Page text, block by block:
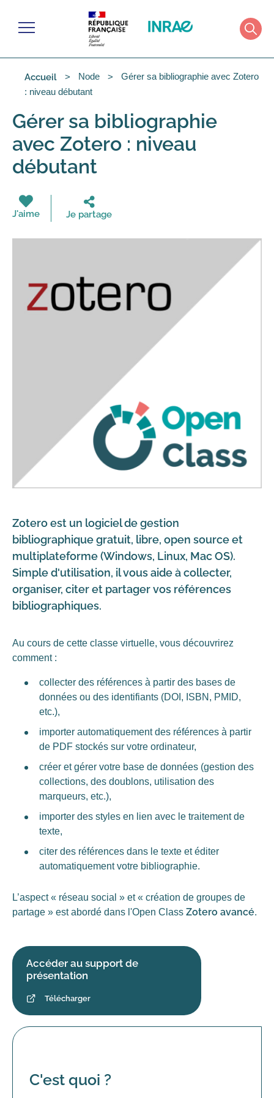
Menu
Accueil Node
Gérer sa bibliographie avec Zotero
: niveau débutant
Gérer sa bibliographie
avec Zotero : niveau
débutant
J'aime Je partage
Zotero est un logiciel de gestion
bibliographique gratuit, libre, open source et
multiplateforme (Windows, Linux, Mac OS).
Simple d'utilisation, il vous aide à collecter,
organiser, citer et partager vos références
bibliographiques.
Au cours de cette classe virtuelle, vous découvrirez
comment :
collecter des références à partir des bases de
données ou des identifiants (DOI, ISBN, PMID,
etc.),
importer automatiquement des références à partir
de PDF stockés sur votre ordinateur,
créer et gérer votre base de données (gestion des
collections, des doublons, utilisation des
marqueurs, etc.),
importer des styles en lien avec le traitement de
texte,
citer des références dans le texte et éditer
automatiquement votre bibliographie.
L’aspect « réseau social » et « création de groupes de
partage » est abordé dans l'Open Class Zotero avancé.
Accéder au support de
présentation
Télécharger
C'est quoi ?
Cookies management panel